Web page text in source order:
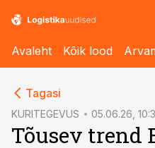
Avaleht Kõik lood
Tagasi
KURITEGEVUS 05.06.26,
Tõusev trend